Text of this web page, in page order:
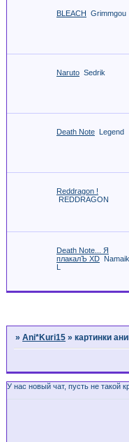
BLEACH Grimmgou
Naruto Sedrik
Death Note Legend
Reddragon !
REDDRAGON
Death Note... Я
плакалЪ XD
L
»Ani*Kuri15 »картинки
У нас новый чат, пусть не такой